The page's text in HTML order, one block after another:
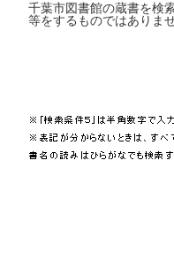
千葉市図書館の
等をするものではありませ